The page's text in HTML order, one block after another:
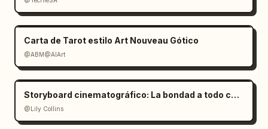
Carta de Tarot estilo Art Nouveau Gótico
@ABM@AIArt
Storyboard cinematográfico: La bondad a todo color
@Lily Collins